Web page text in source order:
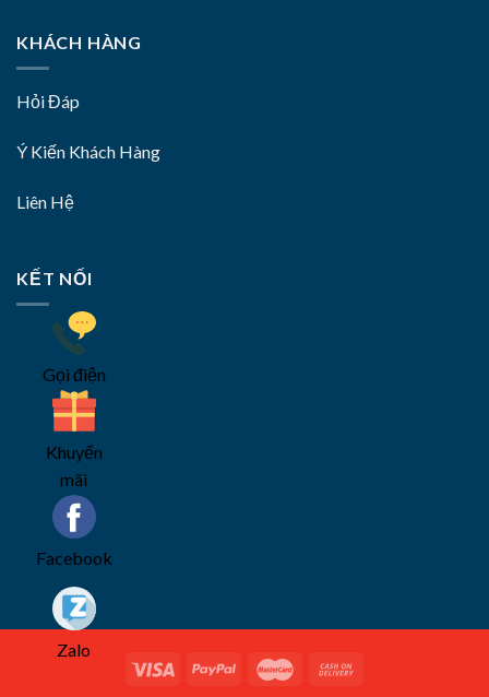
KHÁCH HÀNG
Hỏi Đáp
Ý Kiến Khách Hàng
Liên Hệ
KẾT NỐI
Gọi điện
Khuyến
mãi
Facebook
Zalo